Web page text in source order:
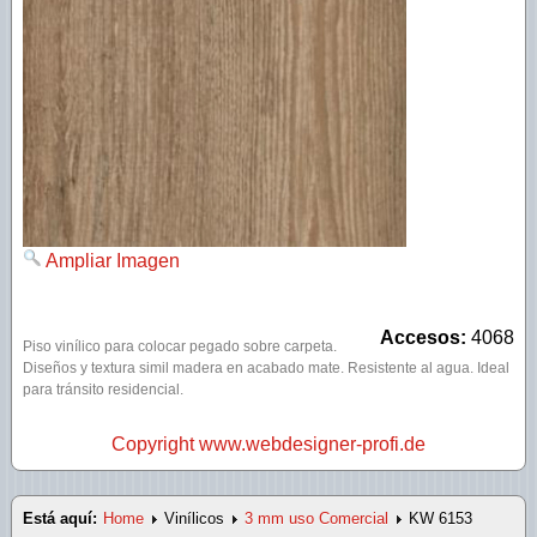
SPC Lounge
SPC Rustic tabla larga
SPC Extreme
Ampliar Imagen
Accesos: 4068
Piso vinílico para colocar pegado sobre carpeta.
Diseños y textura simil madera en acabado mate. Resistente al agua. Ideal
para tránsito residencial.
Copyright www.webdesigner-profi.de
Está aquí: Home Vinílicos 3 mm uso Comercial KW 6153